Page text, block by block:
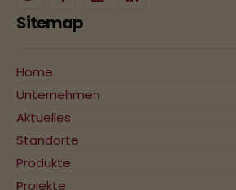
Sitemap
Home
Unternehmen
Aktuelles
Standorte
Produkte
Projekte